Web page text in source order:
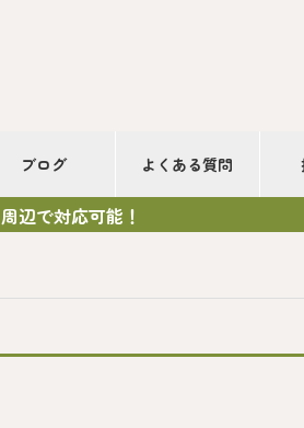
ブログ よくある質問
周辺で対応可能！